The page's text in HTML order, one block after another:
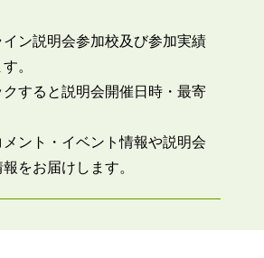
ン説明会参加校及び参加実績
。
すると説明会開催日時・最寄
ント・イベント情報や説明会
をお届けします。